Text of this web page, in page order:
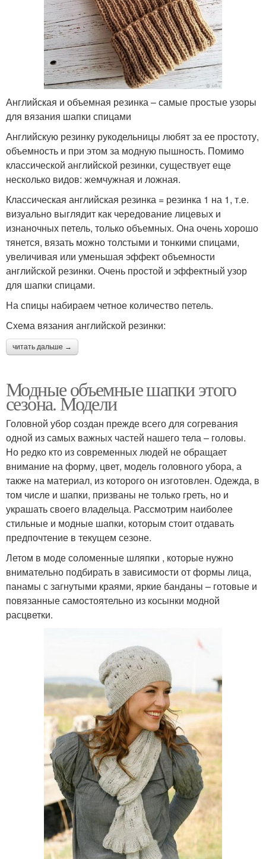
Английская и объемная резинка – самые простые узоры
для вязания шапки спицами
Английскую резинку рукодельницы любят за ее простоту,
объемность и при этом за модную пышность. Помимо
классической английской резинки, существует еще
несколько видов: жемчужная и ложная.
Классическая английская резинка = резинка 1 на 1, т.е.
визуально выглядит как чередование лицевых и
изнаночных петель, только объемных. Она очень хорошо
тянется, вязать можно толстыми и тонкими спицами,
увеличивая или уменьшая эффект объемности
английской резинки. Очень простой и эффектный узор
для шапки спицами.
На спицы набираем четное количество петель.
Схема вязания английской резинки:
читать дальше →
Модные объемные шапки этого
сезона. Модели
Головной убор создан прежде всего для согревания
одной из самых важных частей нашего тела – головы.
Но редко кто из современных людей не обращает
внимание на форму, цвет, модель головного убора, а
также на материал, из которого он изготовлен. Одежда, в
том числе и шапки, призваны не только греть, но и
украшать своего владельца. Рассмотрим наиболее
стильные и модные шапки, которым стоит отдавать
предпочтение в текущем сезоне.
Летом в моде соломенные шляпки , которые нужно
внимательно подбирать в зависимости от формы лица,
панамы с загнутыми краями, яркие банданы – готовые и
повязанные самостоятельно из косынки модной
расцветки.